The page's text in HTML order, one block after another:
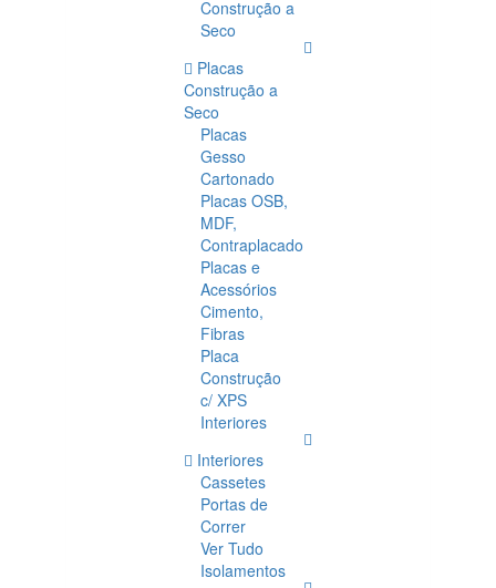
Construção a
Seco
Placas
Construção a
Seco
Placas
Gesso
Cartonado
Placas OSB,
MDF,
Contraplacado
Placas e
Acessórios
Cimento,
Fibras
Placa
Construção
c/ XPS
Interiores
Interiores
Cassetes
Portas de
Correr
Ver Tudo
Isolamentos